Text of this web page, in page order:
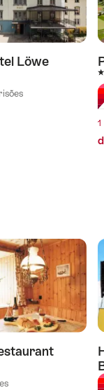
Löwe
1